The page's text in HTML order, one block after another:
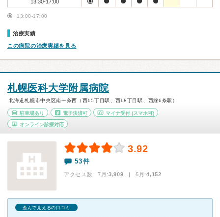
13:30-17:00
13:00-17:00
治療実績
この病院の治療実績を見る
札幌医科大学附属病院
北海道札幌市中央区南一条西（西15丁目駅、西18丁目駅、西線6条駅）
駐車場あり 電子決済可 マイナ受付 (スマホ可)
オンライン診療対応
3.92
53件
アクセス数 7月:3,909 | 6月:4,152
歪んで見えるの口コミ